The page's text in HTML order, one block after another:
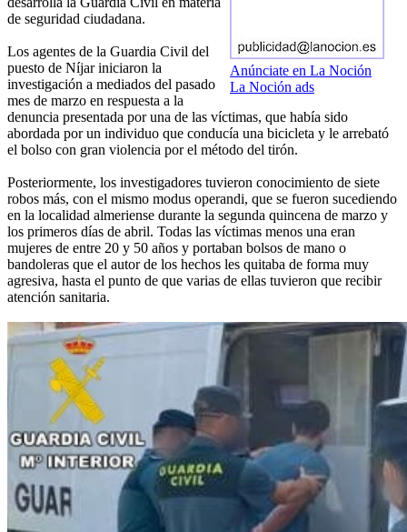
Anúnciate en La Noción
La Noción ads
de seguridad ciudadana.
Los agentes de la Guardia Civil del
puesto de Níjar iniciaron la
investigación a mediados del pasado
mes de marzo en respuesta a la
denuncia presentada por una de las víctimas, que había sido
abordada por un individuo que conducía una bicicleta y le arrebató
el bolso con gran violencia por el método del tirón.
Posteriormente, los investigadores tuvieron conocimiento de siete
robos más, con el mismo modus operandi, que se fueron sucediendo
en la localidad almeriense durante la segunda quincena de marzo y
los primeros días de abril. Todas las víctimas menos una eran
mujeres de entre 20 y 50 años y portaban bolsos de mano o
bandoleras que el autor de los hechos les quitaba de forma muy
agresiva, hasta el punto de que varias de ellas tuvieron que recibir
atención sanitaria.